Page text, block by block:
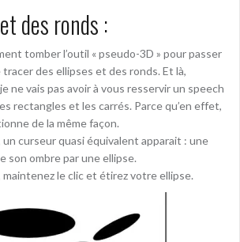
des ronds :
tomber l’outil « pseudo-3D » pour passer
des ellipses et des ronds. Et là,
ne vais pas avoir à vous resservir un speech
rectangles et les carrés. Parce qu’en effet,
de la même façon.
un curseur quasi équivalent apparait : une
son ombre par une ellipse.
maintenez le clic et étirez votre ellipse.